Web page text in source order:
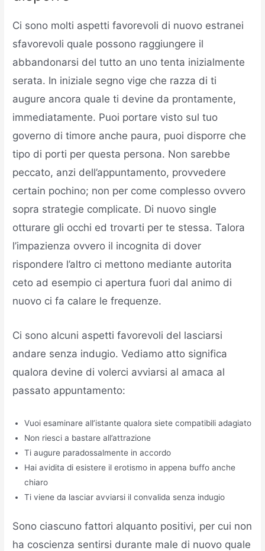
Ci sono molti aspetti favorevoli di nuovo estranei
sfavorevoli quale possono raggiungere il
abbandonarsi del tutto an uno tenta inizialmente
serata. In iniziale segno vige che razza di ti
augure ancora quale ti devine da prontamente,
immediatamente. Puoi portare visto sul tuo
governo di timore anche paura, puoi disporre che
tipo di porti per questa persona. Non sarebbe
peccato, anzi dell’appuntamento, provvedere
certain pochino; non per come complesso ovvero
sopra strategie complicate. Di nuovo single
otturare gli occhi ed trovarti per te stessa. Talora
l’impazienza ovvero il incognita di dover
rispondere l’altro ci mettono mediante autorita
ceto ad esempio ci apertura fuori dal animo di
nuovo ci fa calare le frequenze.
Ci sono alcuni aspetti favorevoli del lasciarsi
andare senza indugio. Vediamo atto significa
qualora devine di volerci avviarsi al amaca al
passato appuntamento:
Vuoi esaminare all’istante qualora siete compatibili adagiato
Non riesci a bastare all’attrazione
Ti augure paradossalmente in accordo
Hai avidita di esistere il erotismo in appena buffo anche
chiaro
Ti viene da lasciar avviarsi il convalida senza indugio
Sono ciascuno fattori alquanto positivi, per cui non
ha coscienza sentirsi durante male di nuovo quale